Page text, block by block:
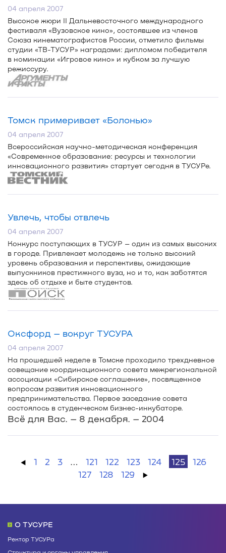
04 апреля 2007
Высокое жюри II Дальневосточного международного
фестиваля «Вузовское кино», состоявшее из членов
Союза кинематографистов России, отметило фильмы
студии «ТВ-ТУСУР» наградами: дипломом победителя
в номинации «Игровое кино» и кубком за лучшую
режиссуру.
Томск примеривает «Болонью»
04 апреля 2007
Всероссийская научно-методическая конференция
«Современное образование: ресурсы и технологии
инновационного развития» стартует сегодня в ТУСУРе.
Увлечь, чтобы отвлечь
04 апреля 2007
Конкурс поступающих в ТУСУР – один из самых высоких
в городе. Привлекает молодежь не только высокий
уровень образования и перспективы, ожидающие
выпускников престижного вуза, но и то, как заботятся
здесь об отдыхе и быте студентов.
Оксфорд – вокруг ТУСУРА
04 апреля 2007
На прошедшей неделе в Томске проходило трехдневное
совещание координационного совета межрегиональной
ассоциации «Сибирское соглашение», посвященное
вопросам развития инновационного
предпринимательства. Первое заседание совета
состоялось в студенческом бизнес-инкубаторе.
Всё для Вас. – 8 декабря. – 2004
← 1 2 3 … 121 122 123 124 125
126
127
128 129 →
О ТУСУРЕ
Ректор ТУСУРа